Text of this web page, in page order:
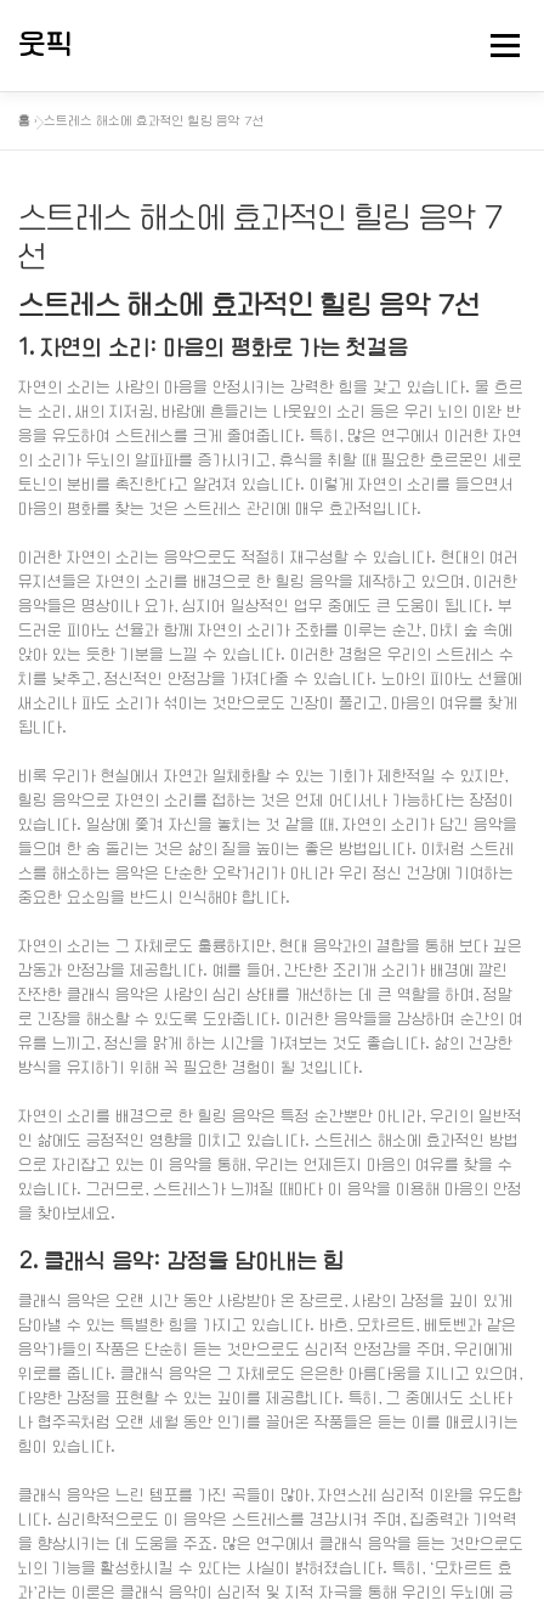
웃픽 메뉴
정보게시
홈 »스트레스 해소에 효과적인 힐링 음악 7선
스트레스 해소에 효과적인 힐링 음악 7
선
스트레스 해소에 효과적인 힐링 음악 7선
1. 자연의 소리: 마음의 평화로 가는 첫걸음
자연의 소리는 사람의 마음을 안정시키는 강력한 힘을 갖고 있습니다. 물 흐르
는 소리, 새의 지저귐, 바람에 흔들리는 나뭇잎의 소리 등은 우리 뇌의 이완 반
응을 유도하여 스트레스를 크게 줄여줍니다. 특히, 많은 연구에서 이러한 자연
의 소리가 두뇌의 알파파를 증가시키고, 휴식을 취할 때 필요한 호르몬인 세로
토닌의 분비를 촉진한다고 알려져 있습니다. 이렇게 자연의 소리를 들으면서
마음의 평화를 찾는 것은 스트레스 관리에 매우 효과적입니다.
이러한 자연의 소리는 음악으로도 적절히 재구성할 수 있습니다. 현대의 여러
뮤지션들은 자연의 소리를 배경으로 한 힐링 음악을 제작하고 있으며, 이러한
음악들은 명상이나 요가, 심지어 일상적인 업무 중에도 큰 도움이 됩니다. 부
드러운 피아노 선율과 함께 자연의 소리가 조화를 이루는 순간, 마치 숲 속에
앉아 있는 듯한 기분을 느낄 수 있습니다. 이러한 경험은 우리의 스트레스 수
치를 낮추고, 정신적인 안정감을 가져다줄 수 있습니다. 노아의 피아노 선율에
새소리나 파도 소리가 섞이는 것만으로도 긴장이 풀리고, 마음의 여유를 찾게
됩니다.
비록 우리가 현실에서 자연과 일체화할 수 있는 기회가 제한적일 수 있지만,
힐링 음악으로 자연의 소리를 접하는 것은 언제 어디서나 가능하다는 장점이
있습니다. 일상에 쫓겨 자신을 놓치는 것 같을 때, 자연의 소리가 담긴 음악을
들으며 한 숨 돌리는 것은 삶의 질을 높이는 좋은 방법입니다. 이처럼 스트레
스를 해소하는 음악은 단순한 오락거리가 아니라 우리 정신 건강에 기여하는
중요한 요소임을 반드시 인식해야 합니다.
자연의 소리는 그 자체로도 훌륭하지만, 현대 음악과의 결합을 통해 보다 깊은
감동과 안정감을 제공합니다. 예를 들어, 간단한 조리개 소리가 배경에 깔린
잔잔한 클래식 음악은 사람의 심리 상태를 개선하는 데 큰 역할을 하며, 정말
로 긴장을 해소할 수 있도록 도와줍니다. 이러한 음악들을 감상하며 순간의 여
유를 느끼고, 정신을 맑게 하는 시간을 가져보는 것도 좋습니다. 삶의 건강한
방식을 유지하기 위해 꼭 필요한 경험이 될 것입니다.
자연의 소리를 배경으로 한 힐링 음악은 특정 순간뿐만 아니라, 우리의 일반적
인 삶에도 긍정적인 영향을 미치고 있습니다. 스트레스 해소에 효과적인 방법
으로 자리잡고 있는 이 음악을 통해, 우리는 언제든지 마음의 여유를 찾을 수
있습니다. 그러므로, 스트레스가 느껴질 때마다 이 음악을 이용해 마음의 안정
을 찾아보세요.
2. 클래식 음악: 감정을 담아내는 힘
클래식 음악은 오랜 시간 동안 사랑받아 온 장르로, 사람의 감정을 깊이 있게
담아낼 수 있는 특별한 힘을 가지고 있습니다. 바흐, 모차르트, 베토벤과 같은
음악가들의 작품은 단순히 듣는 것만으로도 심리적 안정감을 주며, 우리에게
위로를 줍니다. 클래식 음악은 그 자체로도 은은한 아름다움을 지니고 있으며,
다양한 감정을 표현할 수 있는 깊이를 제공합니다. 특히, 그 중에서도 소나타
나 협주곡처럼 오랜 세월 동안 인기를 끌어온 작품들은 듣는 이를 매료시키는
힘이 있습니다.
클래식 음악은 느린 템포를 가진 곡들이 많아, 자연스레 심리적 이완을 유도합
니다. 심리학적으로도 이 음악은 스트레스를 경감시켜 주며, 집중력과 기억력
을 향상시키는 데 도움을 주죠. 많은 연구에서 클래식 음악을 듣는 것만으로도
뇌의 기능을 활성화시킬 수 있다는 사실이 밝혀졌습니다. 특히, ‘모차르트 효
과’라는 이론은 클래식 음악이 심리적 및 지적 자극을 통해 우리의 두뇌에 긍